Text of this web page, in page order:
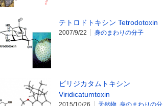
テトロドトキシン Tetrodotoxin
2007/9/22 身のまわりの分子
ビリジカタムトキシン
Viridicatumtoxin
2015/10/26 天然物 身のまわりの分